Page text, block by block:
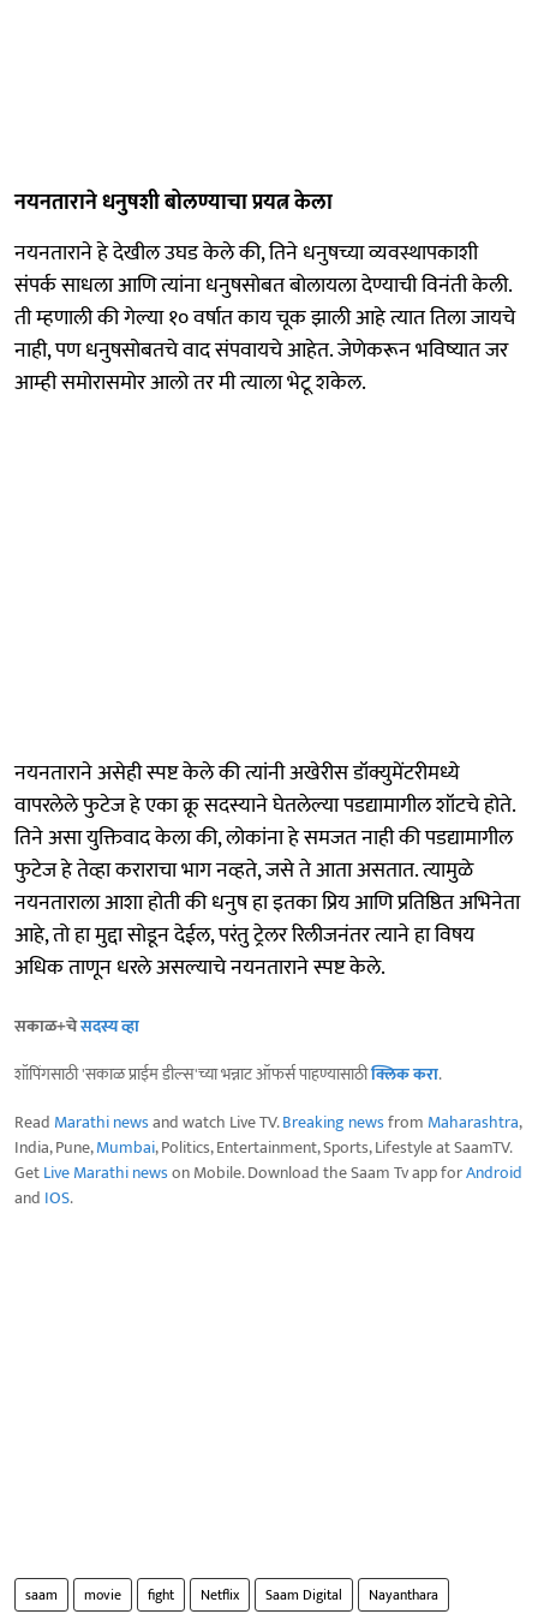
नयनताराने धनुषशी बोलण्याचा प्रयत्न केला
नयनताराने हे देखील उघड केले की, तिने धनुषच्या व्यवस्थापकाशी
संपर्क साधला आणि त्यांना धनुषसोबत बोलायला देण्याची विनंती केली.
ती म्हणाली की गेल्या १० वर्षात काय चूक झाली आहे त्यात तिला जायचे
नाही, पण धनुषसोबतचे वाद संपवायचे आहेत. जेणेकरून भविष्यात जर
आम्ही समोरासमोर आलो तर मी त्याला भेटू शकेल.
नयनताराने असेही स्पष्ट केले की त्यांनी अखेरीस डॉक्युमेंटरीमध्ये
वापरलेले फुटेज हे एका क्रू सदस्याने घेतलेल्या पडद्यामागील शॉटचे होते.
तिने असा युक्तिवाद केला की, लोकांना हे समजत नाही की पडद्यामागील
फुटेज हे तेव्हा कराराचा भाग नव्हते, जसे ते आता असतात. त्यामुळे
नयनताराला आशा होती की धनुष हा इतका प्रिय आणि प्रतिष्ठित अभिनेता
आहे, तो हा मुद्दा सोडून देईल, परंतु ट्रेलर रिलीजनंतर त्याने हा विषय
अधिक ताणून धरले असल्याचे नयनताराने स्पष्ट केले.
सकाळ+चेसदस्य व्हा
शॉपिंगसाठी 'सकाळ प्राईम डील्स'च्या भन्नाट ऑफर्स पाहण्यासाठीक्लिक करा.
Read Marathi newsand watch Live TV.Breaking newsfrom Maharashtra,
India, Pune,Mumbai, Politics, Entertainment, Sports, Lifestyle at SaamTV.
GetLive Marathi newson Mobile. Download the Saam Tv app forAndroid
and IOS.
saam movie fight Netflix Saam Digital
Nayanthara